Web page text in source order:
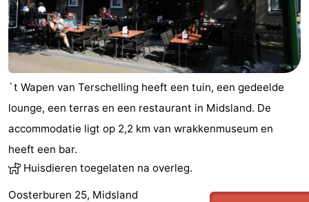
`t Wapen van Terschelling heeft een tuin, een gedeelde
lounge, een terras en een restaurant in Midsland. De
accommodatie ligt op 2,2 km van wrakkenmuseum en
heeft een bar.
Huisdieren toegelaten na overleg.
Oosterburen 25, Midsland